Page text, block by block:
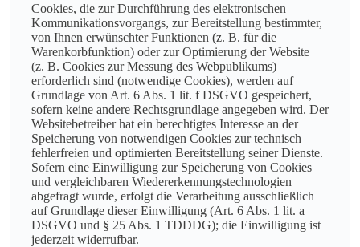
Cookies, die zur Durchführung des elektronischen
Kommunikationsvorgangs, zur Bereitstellung bestimmter,
von Ihnen erwünschter Funktionen (z. B. für die
Warenkorbfunktion) oder zur Optimierung der Website
(z. B. Cookies zur Messung des Webpublikums)
erforderlich sind (notwendige Cookies), werden auf
Grundlage von Art. 6 Abs. 1 lit. f DSGVO gespeichert,
sofern keine andere Rechtsgrundlage angegeben wird. Der
Websitebetreiber hat ein berechtigtes Interesse an der
Speicherung von notwendigen Cookies zur technisch
fehlerfreien und optimierten Bereitstellung seiner Dienste.
Sofern eine Einwilligung zur Speicherung von Cookies
und vergleichbaren Wiedererkennungstechnologien
abgefragt wurde, erfolgt die Verarbeitung ausschließlich
auf Grundlage dieser Einwilligung (Art. 6 Abs. 1 lit. a
DSGVO und § 25 Abs. 1 TDDDG); die Einwilligung ist
jederzeit widerrufbar.